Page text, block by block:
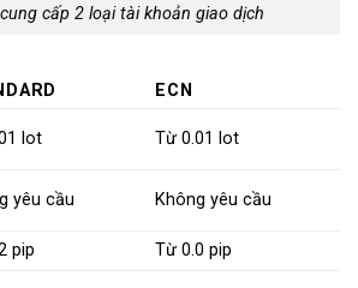
cấp 2 loại tài khoản giao dịch
ECN
lot Từ 0.01 lot
yêu cầu Không yêu cầu
pip
Từ 0.0 pip